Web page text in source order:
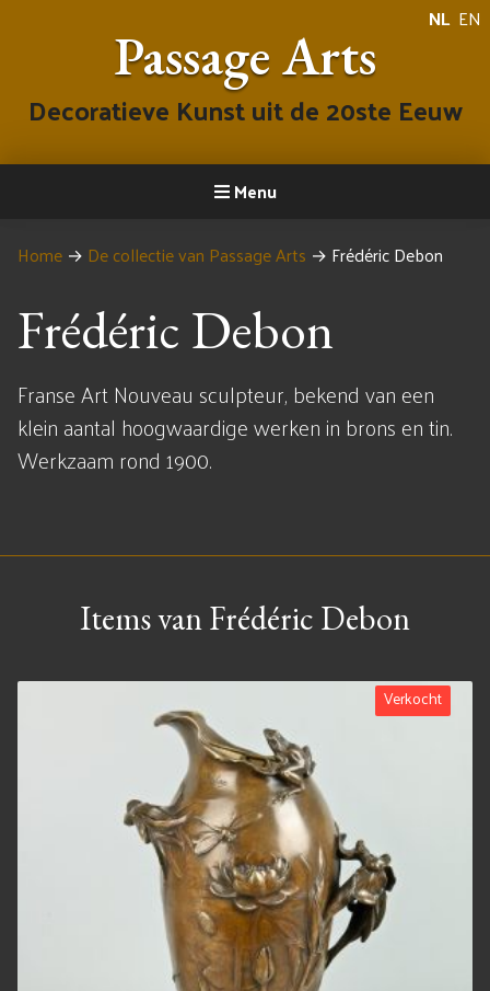
NL EN
Passage Arts
Decoratieve Kunst uit de 20ste Eeuw
Menu
Home → De collectie van Passage Arts → Frédéric Debon
Frédéric Debon
Franse Art Nouveau sculpteur, bekend van een
klein aantal hoogwaardige werken in brons en tin.
Werkzaam rond 1900.
Items van Frédéric Debon
Verkocht